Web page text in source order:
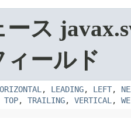
ス
ールド
, LEADING, LEFT,
TOP, TRAILING, VERTICAL ,